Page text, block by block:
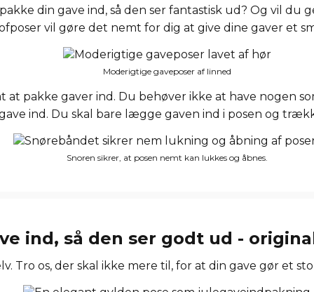
din gave ind, så den ser fantastisk ud? Og vil
vil gøre det nemt for dig at give dine gaver et
Moderigtige gaveposer af linned
at pakke gaver ind. Du behøver ikke at have nogen
ind. Du skal bare lægge gaven ind i posen og
Snoren sikrer, at posen nemt kan lukkes og åbnes.
ind, så den ser godt ud -
Tro os, der skal ikke mere til, for at din gave gør et